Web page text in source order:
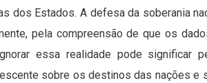
dos Estados. A defesa da soberania
pela compreensão de que os
essa realidade pode significar
sobre os destinos das nações e